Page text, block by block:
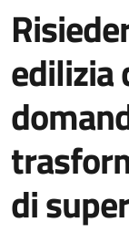
edilizia
di